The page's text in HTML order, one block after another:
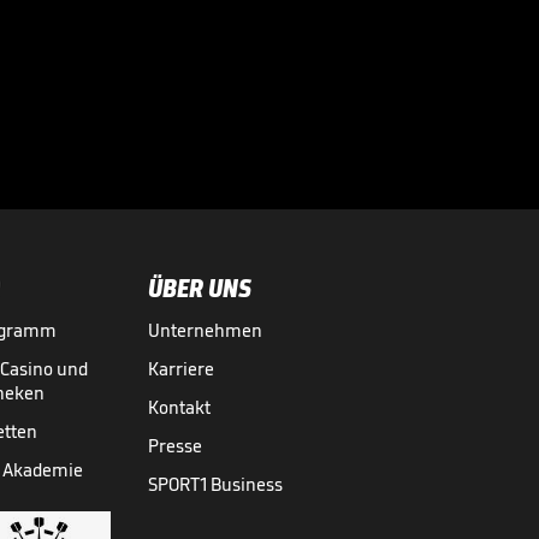
und
Akademie
ÜBER UNS
Unternehmen
Karriere
Kontakt
Presse
SPORT1 Business